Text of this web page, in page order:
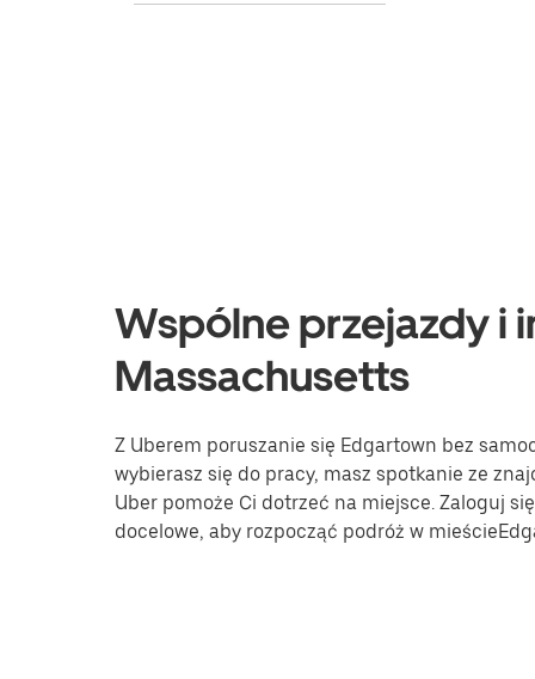
Wspólne przejazdy i
Massachusetts
Z Uberem poruszanie się Edgartown bez
wybierasz się do pracy, masz spotkanie ze
Uber pomoże Ci dotrzeć na miejsce. Zaloguj
docelowe, aby rozpocząć podróż w